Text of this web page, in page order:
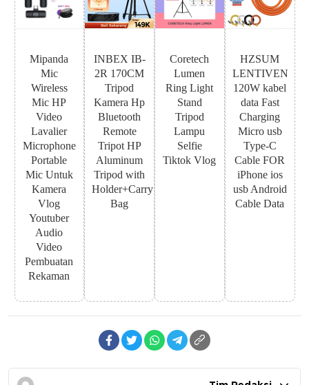
Mipanda
Mic
Wireless
Mic HP
Video
Lavalier
Microphone
Portable
Mic Untuk
Kamera
Vlog
Youtuber
Audio
Video
Pembuatan
Rekaman
INBEX IB-
2R 170CM
Tripod
Kamera Hp
Bluetooth
Remote
Tripot HP
Aluminum
Tripod with
Holder+Carry
Bag
Coretech
Lumen
Ring Light
Stand
Tripod
Lampu
Selfie
Tiktok Vlog
HZSUM
LENTIVEN
120W kabel
data Fast
Charging
Micro usb
Type-C
Cable FOR
iPhone ios
usb Android
Cable Data